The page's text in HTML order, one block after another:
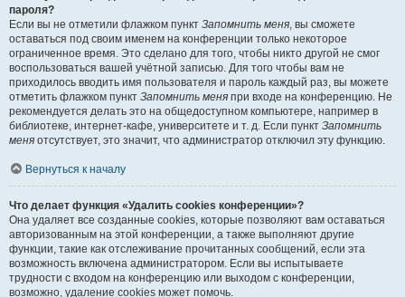
пароля?
Если вы не отметили флажком пункт Запомнить меня, вы сможете
оставаться под своим именем на конференции только некоторое
ограниченное время. Это сделано для того, чтобы никто другой не смог
воспользоваться вашей учётной записью. Для того чтобы вам не
приходилось вводить имя пользователя и пароль каждый раз, вы можете
отметить флажком пункт Запомнить меня при входе на конференцию. Не
рекомендуется делать это на общедоступном компьютере, например в
библиотеке, интернет-кафе, университете и т. д. Если пункт Запомнить
меня отсутствует, это значит, что администратор отключил эту функцию.
Вернуться к началу
Что делает функция «Удалить cookies конференции»?
Она удаляет все созданные cookies, которые позволяют вам оставаться
авторизованным на этой конференции, а также выполняют другие
функции, такие как отслеживание прочитанных сообщений, если эта
возможность включена администратором. Если вы испытываете
трудности с входом на конференцию или выходом с конференции,
возможно, удаление cookies может помочь.